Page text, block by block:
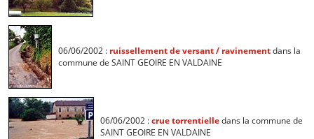
06/06/2002 : ruissellement de versant / ravinementdans la
commune de SAINT GEOIRE EN VALDAINE
06/06/2002 :crue torrentielledans la commune de
SAINT GEOIRE EN VALDAINE